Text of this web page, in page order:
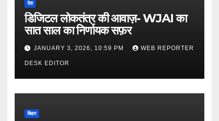
देश
डिजिटल लोकतंत्र की आवाज़- WJAI का
सात साल का निर्णायक सफ़र
JANUARY 3, 2026, 10:59 PM WEB REPORTER
DESK EDITOR
बिहार